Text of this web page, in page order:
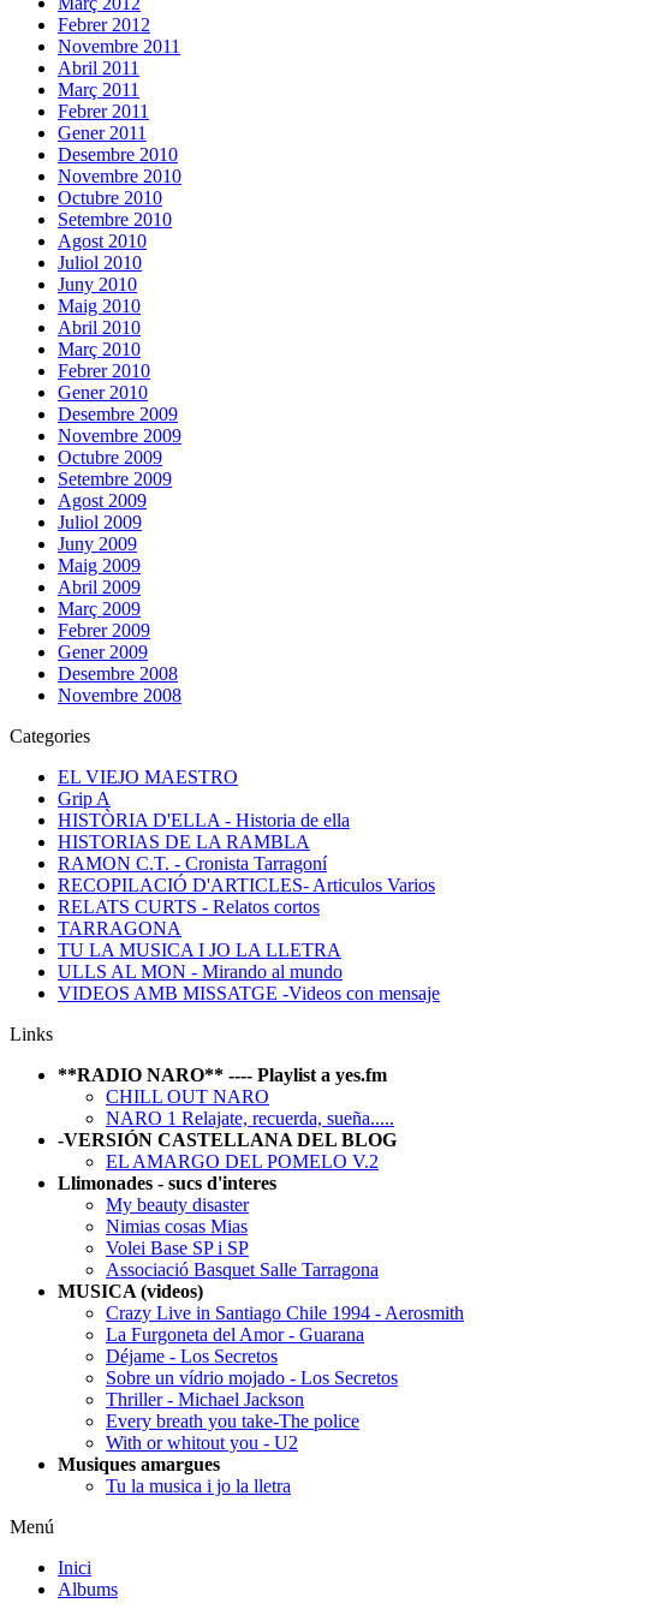
Febrer 2012
Novembre 2011
Abril 2011
Març 2011
Febrer 2011
Gener 2011
Desembre 2010
Novembre 2010
Octubre 2010
Setembre 2010
Agost 2010
Juliol 2010
Juny 2010
Maig 2010
Abril 2010
Març 2010
Febrer 2010
Gener 2010
Desembre 2009
Novembre 2009
Octubre 2009
Setembre 2009
Agost 2009
Juliol 2009
Juny 2009
Maig 2009
Abril 2009
Març 2009
Febrer 2009
Gener 2009
Desembre 2008
Novembre 2008
Categories
EL VIEJO MAESTRO
Grip A
HISTÒRIA D'ELLA - Historia de ella
HISTORIAS DE LA RAMBLA
RAMON C.T. - Cronista Tarragoní
RECOPILACIÓ D'ARTICLES- Articulos Varios
RELATS CURTS - Relatos cortos
TARRAGONA
TU LA MUSICA I JO LA LLETRA
ULLS AL MON - Mirando al mundo
VIDEOS AMB MISSATGE -Videos con mensaje
Links
**RADIO NARO** ---- Playlist a yes.fm
CHILL OUT NARO
NARO 1 Relajate, recuerda, sueña.....
-VERSIÓN CASTELLANA DEL BLOG
EL AMARGO DEL POMELO V.2
Llimonades - sucs d'interes
My beauty disaster
Nimias cosas Mias
Volei Base SP i SP
Associació Basquet Salle Tarragona
MUSICA (videos)
Crazy Live in Santiago Chile 1994 - Aerosmith
La Furgoneta del Amor - Guarana
Déjame - Los Secretos
Sobre un vídrio mojado - Los Secretos
Thriller - Michael Jackson
Every breath you take-The police
With or whitout you - U2
Musiques amargues
Tu la musica i jo la lletra
Menú
Inici
Albums